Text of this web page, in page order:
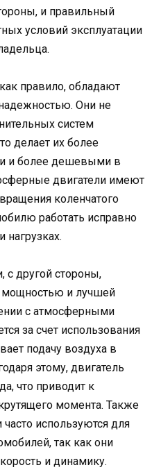
и правильный
условий эксплуатации
правило, обладают
Они не
систем
делает их более
и более дешевыми в
двигатели имеют
коленчатого
работать исправно
нагрузках.
с другой стороны,
и лучшей
с атмосферными
за счет использования
подачу воздуха в
этому, двигатель
что приводит к
момента. Также
используются для
так как они
и динамику.